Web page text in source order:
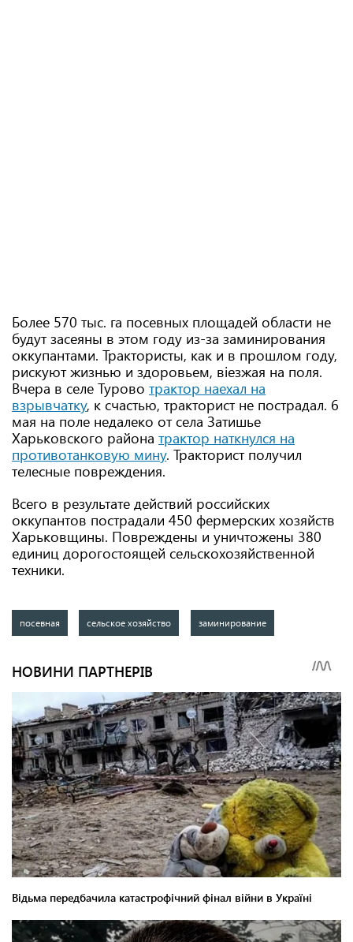
Более 570 тыс. га посевных площадей области не
будут засеяны в этом году из-за заминирования
оккупантами. Трактористы, как и в прошлом году,
рискуют жизнью и здоровьем, віезжая на поля.
Вчера в селе Турово трактор наехал на
взрывчатку, к счастью, тракторист не пострадал. 6
мая на поле недалеко от села Затишье
Харьковского района трактор наткнулся на
противотанковую мину. Тракторист получил
телесные повреждения.
Всего в результате действий российских
оккупантов пострадали 450 фермерских хозяйств
Харьковщины. Повреждены и уничтожены 380
единиц дорогостоящей сельскохозяйственной
техники.
посевная сельское хозяйство заминирование